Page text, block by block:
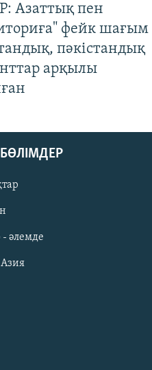
Азаттық пен
фейк шағым
пәкістандық
арқылы
БӨЛІМДЕР
- әлемде